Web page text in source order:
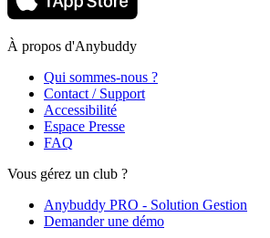
À propos d'Anybuddy
Qui sommes-nous ?
Contact / Support
Accessibilité
Espace Presse
FAQ
Vous gérez un club ?
Anybuddy PRO - Solution Gestion
Demander une démo